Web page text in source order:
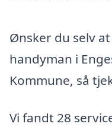
Ønsker du selv
handyman i
Kommune, så
Vi fandt 28